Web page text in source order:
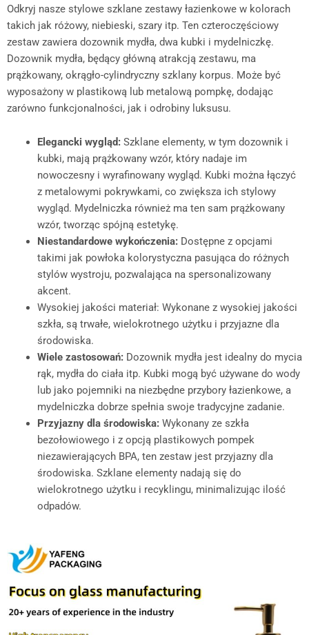
Odkryj nasze stylowe szklane zestawy łazienkowe w kolorach
takich jak różowy, niebieski, szary itp. Ten czteroczęściowy
zestaw zawiera dozownik mydła, dwa kubki i mydelniczkę.
Dozownik mydła, będący główną atrakcją zestawu, ma
prążkowany, okrągło-cylindryczny szklany korpus. Może być
wyposażony w plastikową lub metalową pompkę, dodając
zarówno funkcjonalności, jak i odrobiny luksusu.
Elegancki wygląd:Szklane elementy, w tym dozownik i
kubki, mają prążkowany wzór, który nadaje im
nowoczesny i wyrafinowany wygląd. Kubki można łączyć
z metalowymi pokrywkami, co zwiększa ich stylowy
wygląd. Mydelniczka również ma ten sam prążkowany
wzór, tworząc spójną estetykę.
Niestandardowe wykończenia:Dostępne z opcjami
takimi jak powłoka kolorystyczna pasująca do różnych
stylów wystroju, pozwalająca na spersonalizowany
akcent.
Wysokiej jakości materiał: Wykonane z wysokiej jakości
szkła, są trwałe, wielokrotnego użytku i przyjazne dla
środowiska.
Wiele zastosowań:Dozownik mydła jest idealny do mycia
rąk, mydła do ciała itp. Kubki mogą być używane do wody
lub jako pojemniki na niezbędne przybory łazienkowe, a
mydelniczka dobrze spełnia swoje tradycyjne zadanie.
Przyjazny dla środowiska:Wykonany ze szkła
bezołowiowego i z opcją plastikowych pompek
niezawierających BPA, ten zestaw jest przyjazny dla
środowiska. Szklane elementy nadają się do
wielokrotnego użytku i recyklingu, minimalizując ilość
odpadów.